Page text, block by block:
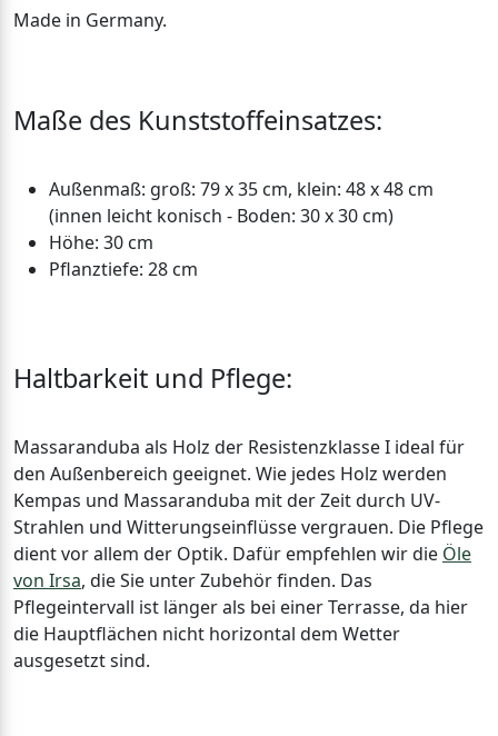
Made in Germany.
Maße des Kunststoffeinsatzes:
Außenmaß: groß: 79 x 35 cm, klein: 48 x 48 cm
(innen leicht konisch - Boden: 30 x 30 cm)
Höhe: 30 cm
Pflanztiefe: 28 cm
Haltbarkeit und Pflege:
Massaranduba als Holz der Resistenzklasse I ideal für
den Außenbereich geeignet. Wie jedes Holz werden
Kempas und Massaranduba mit der Zeit durch UV-
Strahlen und Witterungseinflüsse vergrauen. Die Pflege
dient vor allem der Optik. Dafür empfehlen wir die Öle
von Irsa, die Sie unter Zubehör finden. Das
Pflegeintervall ist länger als bei einer Terrasse, da hier
die Hauptflächen nicht horizontal dem Wetter
ausgesetzt sind.